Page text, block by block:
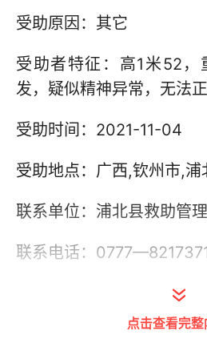
受助原因：其它
受助者特征：高1米52
发，疑似精神异常，无法
受助时间：2021-11-04
受助地点：广西,钦州市,浦
联系单位：浦北县救助管
联系电话：
点击查看完